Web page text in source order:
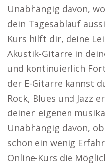
Unabhängig davon,
dein Tagesablauf
Kurs hilft dir, deine
Akustik-Gitarre in
und kontinuierlich
der E-Gitarre kannst
Rock, Blues und Jazz
deinen eigenen
Unabhängig davon,
schon ein wenig
Online-Kurs die